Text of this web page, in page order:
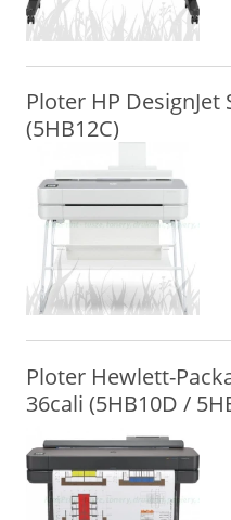
Ploter HP DesignJet
(5HB12C)
Ploter Hewlett-
36cali (5HB10D /